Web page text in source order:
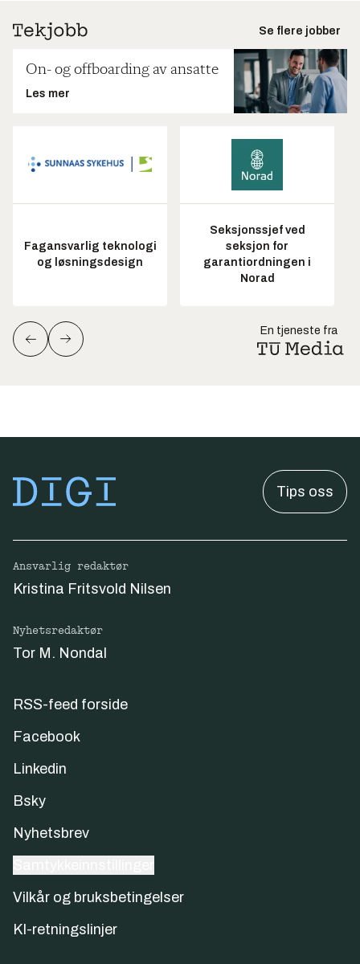
Se flere jobber
On- og offboarding av ansatte
Les mer
Fagansvarlig teknologi
og løsningsdesign
Seksjonssjef ved
seksjon for
garantiordningen i
Norad
En tjeneste fra
Tips oss
Ansvarlig redaktør
Kristina Fritsvold Nilsen
Nyhetsredaktør
Tor M. Nondal
RSS-feed forside
Facebook
Linkedin
Bsky
Nyhetsbrev
Vilkår og bruksbetingelser
KI-retningslinjer